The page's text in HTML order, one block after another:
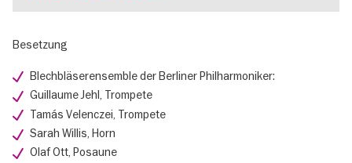
Besetzung
Blechbläserensemble der Berliner Philharmoniker:
Guillaume Jehl, Trompete
Tamás Velenczei, Trompete
Sarah Willis, Horn
Olaf Ott, Posaune